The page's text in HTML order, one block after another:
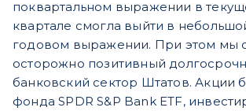
поквартальном выражении в
квартале смогла выйти в
годовом выражении. При этом мы
осторожно позитивный
банковский сектор Штатов. Акции
фонда SPDR S&P Bank ETF,